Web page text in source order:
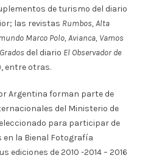
de turismo del diario
las revistas Rumbos, Alta
Marco Polo, Avianca, Vamos
del diario El Observador de
entre otras.
Argentina forman parte de
del Ministerio de
para participar de
la Bienal Fotografía
ediciones de 2010 -2014 – 2016